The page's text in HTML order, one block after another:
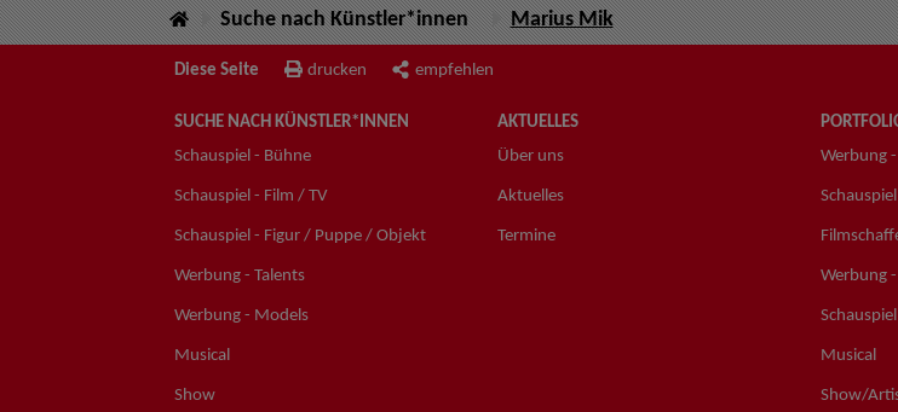
Suche nach Künstler*innen Marius Mik
Diese Seite drucken empfehlen
SUCHE NACH KÜNSTLER*INNEN
Schauspiel - Bühne
Schauspiel - Film / TV
Schauspiel - Figur / Puppe / Objekt
Werbung - Talents
Werbung - Models
Musical
Show
AKTUELLES
Über uns
Aktuelles
Termine
Werbung
Werbung
Musical
Show/